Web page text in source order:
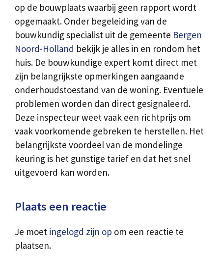
op de bouwplaats waarbij geen rapport wordt
opgemaakt. Onder begeleiding van de
bouwkundig specialist uit de gemeente Bergen
Noord-Holland bekijk je alles in en rondom het
huis. De bouwkundige expert komt direct met
zijn belangrijkste opmerkingen aangaande
onderhoudstoestand van de woning. Eventuele
problemen worden dan direct gesignaleerd.
Deze inspecteur weet vaak een richtprijs om
vaak voorkomende gebreken te herstellen. Het
belangrijkste voordeel van de mondelinge
keuring is het gunstige tarief en dat het snel
uitgevoerd kan worden.
Plaats een reactie
Je moet ingelogd zijn op om een reactie te
plaatsen.